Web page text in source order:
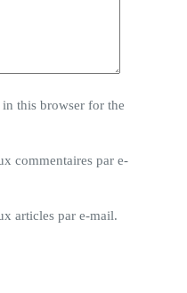
this browser for the
commentaires par e-
articles par e-mail.